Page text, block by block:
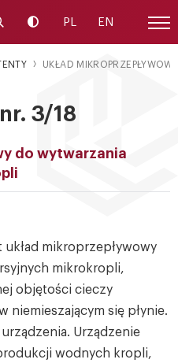
Uruchom wyszukiwarkę
Zmień kontrast
PL EN
UKŁAD
3/18
do wytwarzania
układ mikroprzepływowy
mikrokropli,
objętości cieczy
niemieszającym się płynie.
Urządzenie
wodnych kropli,